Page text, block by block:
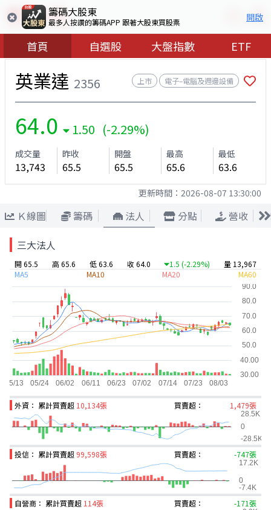
籌碼大股東
最多人按讚的籌碼APP 跟著大股東買股票 開啟
首頁 自選股 大盤指數 ETF
英業達 2356 上市 電子–電腦及週邊設備
64.0 1.50 (-2.29%)
成交量
13,743
昨收
65.5
開盤
65.5
最高
65.6
最低
63.6
更新時間： 2026-08-07 13:30:00
Ｋ線圖 籌碼 法人 分點
營收
三大法人
開 65.5 高 65.6 低 63.6 收 64.0 1.5 (-2.29%)
量 13,967
MA5
MA10 MA20 MA60
外資： 累計買賣超 10,134張 買賣超： 1,479張
投信： 累計買賣超 99,598張 買賣超： -747張
自營商： 累計買賣超 114張 買賣超： -171張